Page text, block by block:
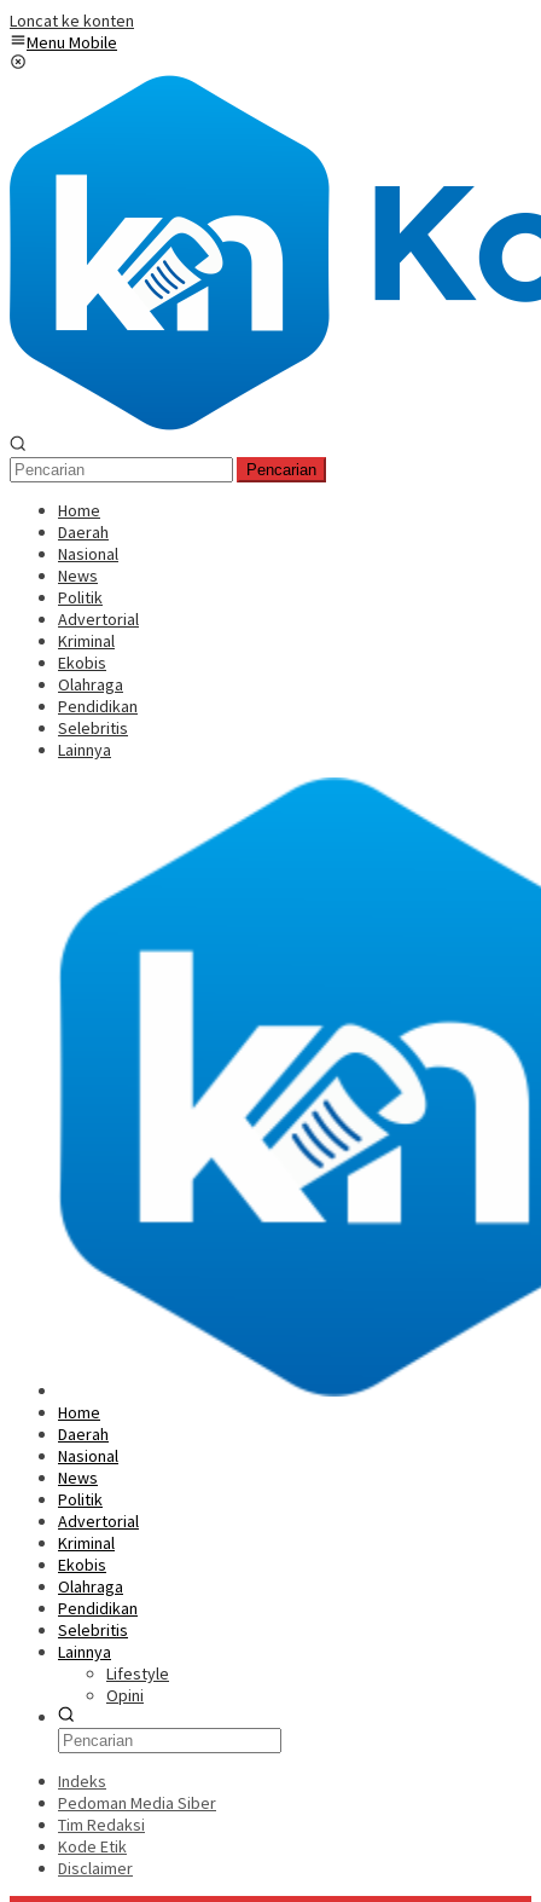
Loncat ke konten
Menu Mobile
Pencarian
Home
Daerah
Nasional
News
Politik
Advertorial
Kriminal
Ekobis
Olahraga
Pendidikan
Selebritis
Lainnya
Home
Daerah
Nasional
News
Politik
Advertorial
Kriminal
Ekobis
Olahraga
Pendidikan
Selebritis
Lainnya
Lifestyle
Opini
Indeks
Pedoman Media Siber
Tim Redaksi
Kode Etik
Disclaimer